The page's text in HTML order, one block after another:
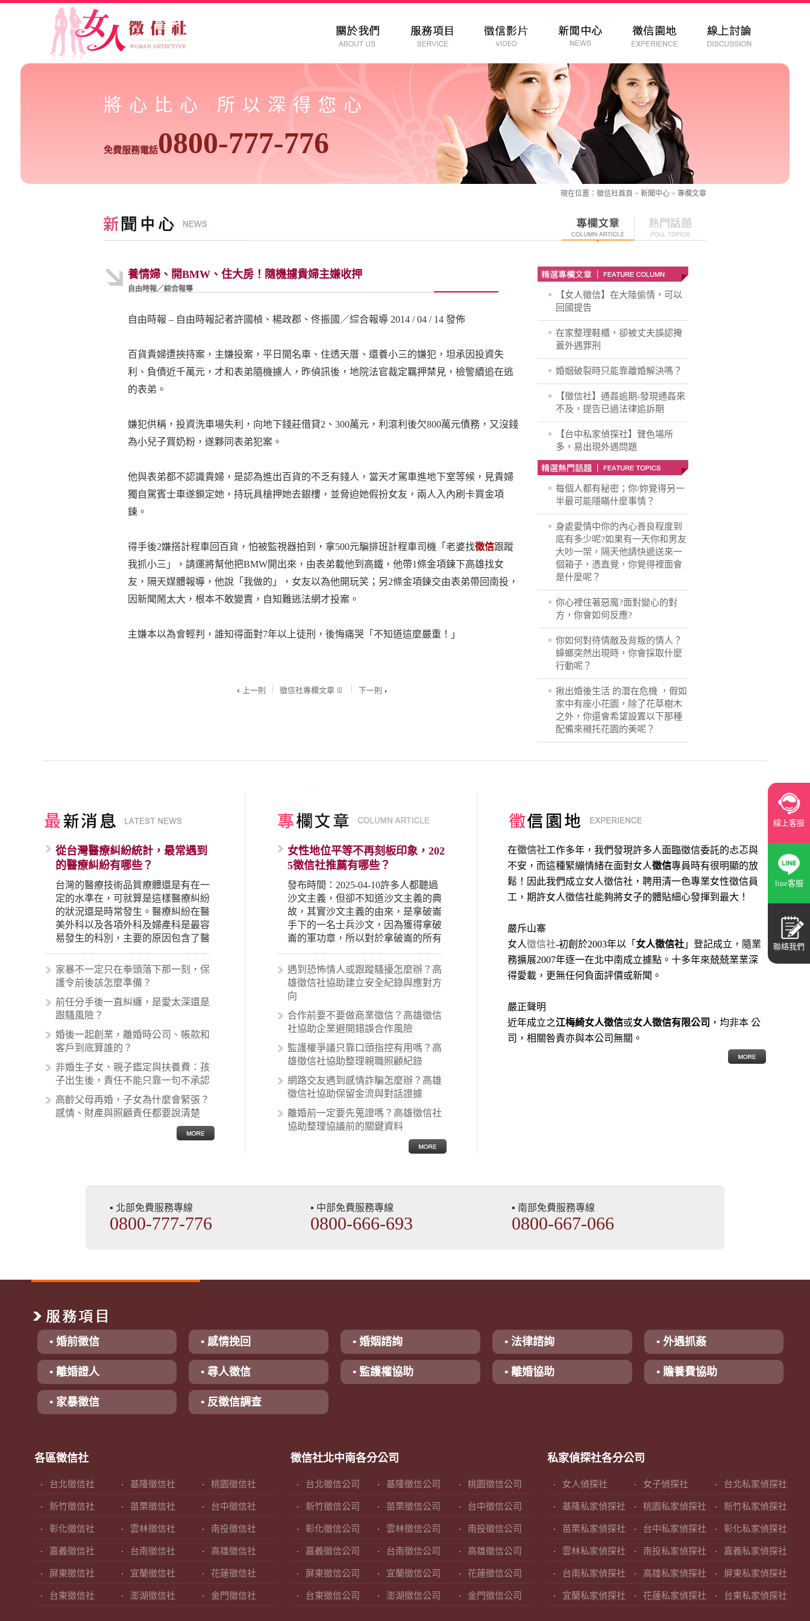
將心比心 所以深得您心
免費服務電話0800-777-776
線上客服
line客服
聯絡我們
現在位置： 徵信社首頁 > 新聞中心 > 專欄文章
養情婦、開BMW、住大房！隨機擄貴婦主嫌收押
自由時報／綜合報導
自由時報 – 自由時報記者許國楨、楊政郡、佟振國／綜合報導 2014 / 04 / 14 發佈
百貨貴婦遭挾持案，主嫌投案，平日開名車、住透天厝、還養小三的嫌犯，坦承因投資失
利、負債近千萬元，才和表弟隨機擄人，昨偵訊後，地院法官裁定羈押禁見，檢警續追在逃
的表弟。
嫌犯供稱，投資洗車場失利，向地下錢莊借貸2、300萬元，利滾利後欠800萬元債務，又沒錢
為小兒子買奶粉，遂夥同表弟犯案。
他與表弟都不認識貴婦，是認為進出百貨的不乏有錢人，當天才駕車進地下室等候，見貴婦
獨自駕賓士車遂鎖定她，持玩具槍押她去銀樓，並脅迫她假扮女友，兩人入內刷卡買金項
鍊。
得手後2嫌搭計程車回百貨，怕被監視器拍到，拿500元騙排班計程車司機「老婆找徵信跟蹤
我抓小三」，請運將幫他把BMW開出來，由表弟載他到高鐵，他帶1條金項鍊下高雄找女
友，隔天媒體報導，他說「我做的」，女友以為他開玩笑；另2條金項鍊交由表弟帶回南投，
因新聞鬧太大，根本不敢變賣，自知難逃法網才投案。
主嫌本以為會輕判，誰知得面對7年以上徒刑，後悔痛哭「不知道這麼嚴重！」
上一則 徵信社專欄文章 下一則
【女人徵信】在大陸偷情，可以
回國提告
在家整理鞋櫃，卻被丈夫誤認掩
蓋外遇罪刑
婚姻破裂時只能靠離婚解決嗎？
【徵信社】通姦逾期-發現通姦來
不及，提告已過法律追訴期
【台中私家偵探社】聲色場所
多，易出現外遇問題
每個人都有秘密；你/妳覺得另一
半最可能隱瞞什麼事情？
身處愛情中你的內心善良程度到
底有多少呢?如果有一天你和男友
大吵一架，隔天他請快遞送來一
個箱子，憑直覺，你覺得裡面會
是什麼呢？
你心裡住著惡魔?面對變心的對
方，你會如何反應?
你如何對待情敵及背叛的情人？
蟑螂突然出現時，你會採取什麼
行動呢？
揪出婚後生活 的潛在危機 ，假如
家中有座小花園，除了花草樹木
之外，你還會希望設置以下那種
配備來襯托花園的美呢？
從台灣醫療糾紛統計，最常遇到
的醫療糾紛有哪些？
台灣的醫療技術品質療體還是有在一
定的水準在，可就算是這樣醫療糾紛
的狀況還是時常發生。醫療糾紛在醫
美外科以及各項外科及婦產科是最容
易發生的科別，主要的原因包含了醫
生未盡告知義務、醫療處置疏失、手
術疏失、術後照顧失當、醫療費用的
收取。雖然醫學進步，但醫生與病患
案例中最後都走向訴訟流程，我們如
果不幸遇到相關醫療糾紛時究竟該怎
麼處理呢？醫療糾紛相關的內容其實
非常多，有些案例…
家暴不一定只在拳頭落下那一刻，保
護令前後該怎麼準備？
前任分手後一直糾纏，是愛太深還是
跟騷風險？
婚後一起創業，離婚時公司、帳款和
客戶到底算誰的？
非婚生子女、親子鑑定與扶養費：孩
子出生後，責任不能只靠一句不承認
高齡父母再婚，子女為什麼會緊張？
感情、財產與照顧責任都要說清楚
女性地位平等不再刻板印象，202
5徵信社推薦有哪些？
發布時間：2025-04-10許多人都聽過
沙文主義，但卻不知道沙文主義的典
故，其實沙文主義的由來，是拿破崙
手下的一名士兵沙文，因為獲得拿破
崙的軍功章，所以對於拿破崙的所有
事蹟和政策產生狂熱崇拜，形成偏執
的狀況，所以沙文主義後來就被拿來
暗指偏見和歧視，而且有沙文主義傾
向的人，通常對於自己的國家和民族
國家的人，所以沙文主義也廣泛應用
在種族歧視的說法，甚至還出現了男
性沙文…
遇到恐怖情人或跟蹤騷擾怎麼辦？高
雄徵信社協助建立安全紀錄與應對方
向
合作前要不要做商業徵信？高雄徵信
社協助企業避開錯誤合作風險
監護權爭議只靠口頭指控有用嗎？高
雄徵信社協助整理親職照顧紀錄
網路交友遇到感情詐騙怎麼辦？高雄
徵信社協助保留金流與對話證據
離婚前一定要先蒐證嗎？高雄徵信社
協助整理協議前的關鍵資料
在徵信社工作多年，我們發現許多人面臨徵信委託的忐忑與
不安，而這種緊繃情緒在面對女人徵信專員時有很明顯的放
鬆！因此我們成立女人徵信社，聘用清一色專業女性徵信員
工，期許女人徵信社能夠將女子的體貼細心發揮到最大 ！
嚴斥山寨
女人徵信社-初創於2003年以「 女人徵信社 」登記成立，隨業
務擴展2007年逐一在北中南成立據點。十多年來兢兢業業深
得愛載，更無任何負面評價或新聞。
嚴正聲明
近年成立之江梅綺女人徵信或女人徵信有限公司 ，均非本 公
司，相關咎責亦與本公司無關。
▪ 北部免費服務專線
0800-777-776
▪ 中部免費服務專線
0800-666-693
▪ 南部免費服務專線
0800-667-066
▪ 婚前徵信 ▪ 感情挽回 ▪ 婚姻諮詢 ▪ 法律諮詢 ▪ 外遇抓姦
▪ 離婚證人 ▪ 尋人徵信 ▪ 監護權協助 ▪ 離婚協助 ▪ 贍養費協助
▪ 家暴徵信 ▪ 反徵信調查
各區徵信社
台北徵信社 基隆徵信社 桃園徵信社
新竹徵信社 苗栗徵信社 台中徵信社
彰化徵信社 雲林徵信社 南投徵信社
嘉義徵信社 台南徵信社 高雄徵信社
屏東徵信社 宜蘭徵信社 花蓮徵信社
台東徵信社 澎湖徵信社 金門徵信社
徵信社北中南各分公司
台北徵信公司 基隆徵信公司 桃園徵信公司
新竹徵信公司 苗栗徵信公司 台中徵信公司
彰化徵信公司 雲林徵信公司 南投徵信公司
嘉義徵信公司 台南徵信公司 高雄徵信公司
屏東徵信公司 宜蘭徵信公司 花蓮徵信公司
台東徵信公司 澎湖徵信公司 金門徵信公司
私家偵探社各分公司
女人偵探社 女子偵探社 台北私家偵探社
基隆私家偵探社 桃園私家偵探社 新竹私家偵探社
苗栗私家偵探社 台中私家偵探社 彰化私家偵探社
雲林私家偵探社 南投私家偵探社 嘉義私家偵探社
台南私家偵探社 高雄私家偵探社 屏東私家偵探社
宜蘭私家偵探社 花蓮私家偵探社 台東私家偵探社